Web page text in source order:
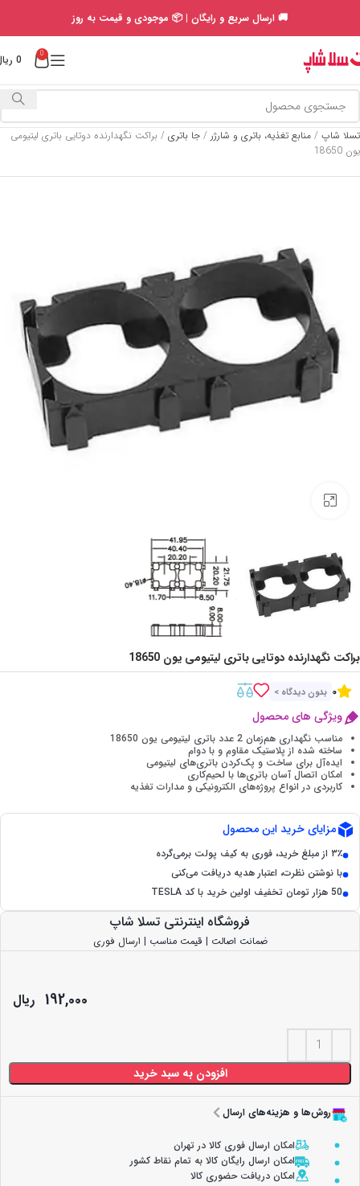
🚚 ارسال سریع و رایگان | 📦 موجودی و قیمت به روز
0
0
تسلا شاپ / منابع تغذیه، باتری و شارژر / جا باتری / براکت نگهدارنده دوتایی باتری لیتیومی
یون 18650
براکت نگهدارنده دوتایی باتری لیتیومی یون 18650
0 بدون دیدگاه >
ویژگی های محصول
مناسب نگهداری هم‌زمان 2 عدد باتری لیتیومی یون 18650
ساخته شده از پلاستیک مقاوم و با دوام
ایده‌آل برای ساخت و پک‌کردن باتری‌های لیتیومی
امکان اتصال آسان باتری‌ها با لحیم‌کاری
کاربردی در انواع پروژه‌های الکترونیکی و مدارات تغذیه
مزایای خرید این محصول
۳٪ از مبلغ خرید، فوری به کیف پولت برمی‌گرده
با نوشتن نظرت، اعتبار هدیه دریافت می‌کنی
50 هزار تومان تخفیف اولین خرید با کد TESLA
فروشگاه اینترنتی تسلا شاپ
ضمانت اصالت | قیمت مناسب | ارسال فوری
192,000 ریال
افزودن به سبد خرید
روش‌ها و هزینه‌های ارسال
امکان ارسال فوری کالا در تهران
امکان ارسال رایگان کالا به تمام نقاط کشور
امکان دریافت حضوری کالا